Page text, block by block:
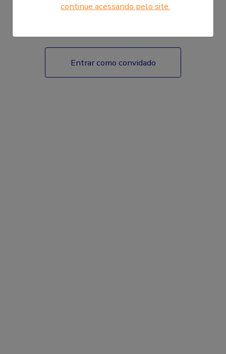
Entrar como convidado
continue acessando pelo site.